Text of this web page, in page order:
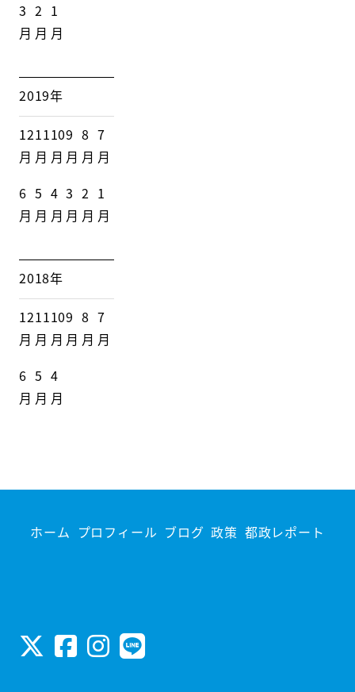
3
月
2
月
1
月
2019年
12
月
11
月
10
月
9
月
8
月
7
月
6
月
5
月
4
月
3
月
2
月
1
月
2018年
12
月
11
月
10
月
9
月
8
月
7
月
6
月
5
月
4
月
ホーム プロフィール ブログ 政策 都政レポート